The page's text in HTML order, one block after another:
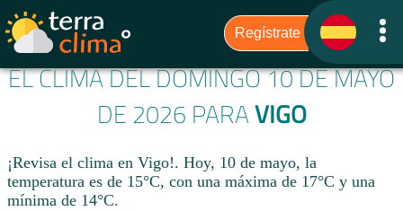
EL CLIMA DEL DOMINGO 10 DE MAYO
DE 2026 PARAVIGO
¡Revisa el clima en Vigo!. Hoy, 10 de mayo, la
temperatura es de 15°C, con una máxima de 17°C y una
mínima de 14°C.​